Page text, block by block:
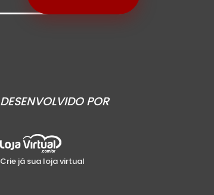
DESENVOLVIDO POR
Crie já sua loja virtual